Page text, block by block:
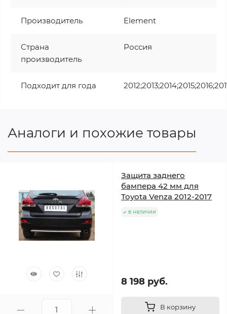
Производитель Element
Страна
производитель
Россия
Подходит для года
Аналоги и похожие товары
Защита заднего
бампера 42 мм для
Toyota Venza 2012-2017
в наличии
8 198 руб.
В корзину